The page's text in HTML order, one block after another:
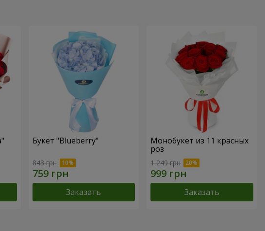
Букет "Blueberry"
843 грн
Заказать
Монобукет из 11 красных
роз
1 249 грн
Заказать